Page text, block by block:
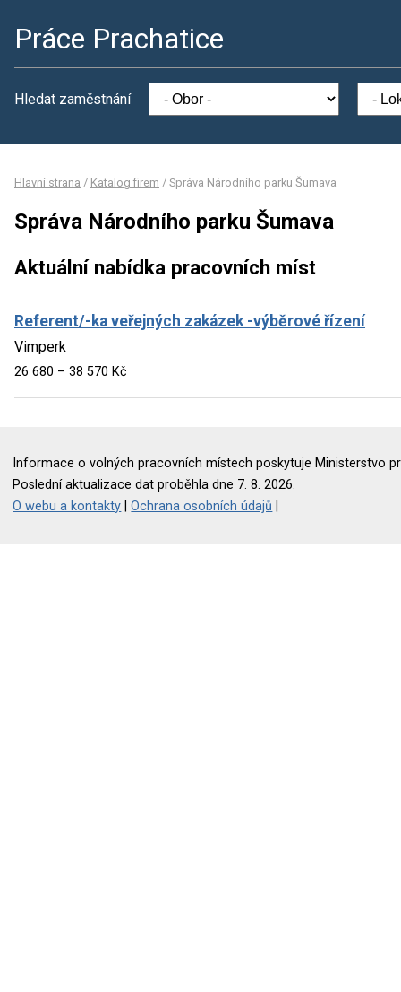
Práce Prachatice
Hledat zaměstnání
Hlavní strana / Katalog firem / Správa Národního parku Šumava
Správa Národního parku Šumava
Aktuální nabídka pracovních míst
Referent/-ka veřejných zakázek -výběrové řízení
Vimperk
26 680 – 38 570 Kč
Informace o volných pracovních místech poskytuje Ministerstvo
Poslední aktualizace dat proběhla dne 7. 8. 2026.
O webu a kontakty |Ochrana osobních údajů